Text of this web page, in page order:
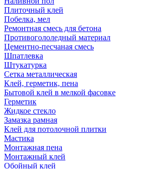
Плиточный клей
Побелка, мел
Ремонтная смесь для бетона
Противогололедный материал
Цементно-песчаная смесь
Шпатлевка
Штукатурка
Сетка металлическая
Клей, герметик, пена
Бытовой клей в мелкой фасовке
Герметик
Жидкое стекло
Замазка рамная
Клей для потолочной плитки
Мастика
Монтажная пена
Монтажный клей
Обойный клей